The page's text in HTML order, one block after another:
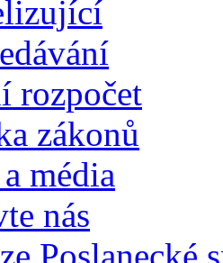
rozpočet
zákonů
média
nás